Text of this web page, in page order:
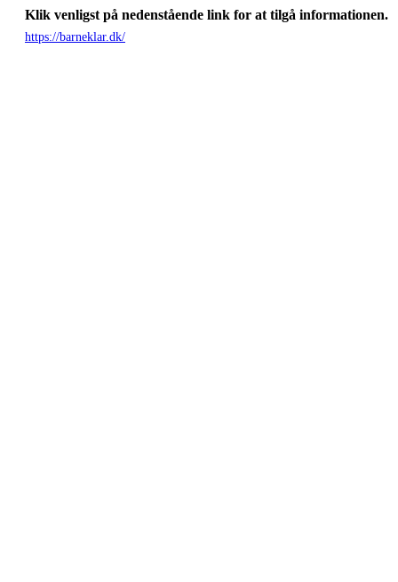
Klik venligst på nedenstående link for at tilgå informationen.
https://barneklar.dk/